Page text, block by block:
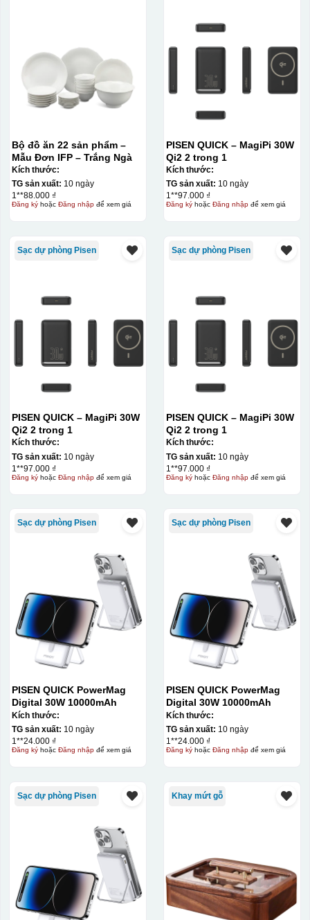
In lưới (silk screen printing) trong ngành quà tặng là kỹ
thuật in ấn sử dụng một tấm lưới được phủ hóa chất cảm
quang, trong đó hình ảnh cần in được phơi sáng tạo
thành khuôn. Mực in được đẩy qua các lỗ nhỏ trên lưới
bằng một thanh gạt (squeegee) để in lên bề mặt sản
phẩm như ly, cốc, bút, móc khóa hay các vật phẩm quà
tặng khác. Kỹ thuật này cho phép in được nhiều màu sắc
phù hợp cho sản xuất số lượng lớn, tuy nhiên đòi hỏi
quy trình chuẩn bị kỹ lưỡng và chi phí setup ban đầu
tương đối cao.
Bộ đồ ăn 22 sản phẩm –
Mẫu Đơn IFP – Trắng Ngà
Kích thước:
TG sản xuất: 10 ngày
1**88.000 ₫
Đăng kýhoặc Đăng nhậpđể xem giá
PISEN QUICK – MagiPi 30W
Qi2 2 trong 1
Kích thước:
TG sản xuất: 10 ngày
1**97.000 ₫
Đăng kýhoặc Đăng nhậpđể xem giá
Sạc dự phòng Pisen
PISEN QUICK – MagiPi 30W
Qi2 2 trong 1
Kích thước:
TG sản xuất: 10 ngày
1**97.000 ₫
Đăng kýhoặc Đăng nhậpđể xem giá
Sạc dự phòng Pisen
PISEN QUICK – MagiPi 30W
Qi2 2 trong 1
Kích thước:
TG sản xuất: 10 ngày
1**97.000 ₫
Đăng kýhoặc Đăng nhậpđể xem giá
Sạc dự phòng Pisen
PISEN QUICK PowerMag
Digital 30W 10000mAh
Kích thước:
TG sản xuất: 10 ngày
1**24.000 ₫
Đăng kýhoặc Đăng nhậpđể xem giá
Sạc dự phòng Pisen
PISEN QUICK PowerMag
Digital 30W 10000mAh
Kích thước:
TG sản xuất: 10 ngày
1**24.000 ₫
Đăng kýhoặc Đăng nhậpđể xem giá
Sạc dự phòng Pisen Khay mứt gỗ